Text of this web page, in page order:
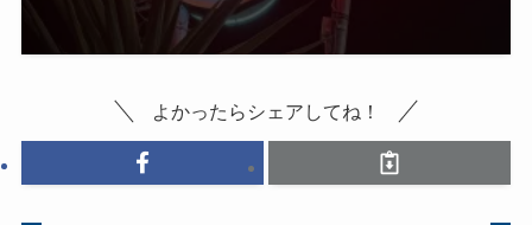
よかったらシェアしてね！